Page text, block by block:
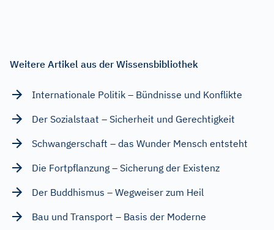
Weitere Artikel aus der Wissensbibliothek
Internationale Politik – Bündnisse und Konflikte
Der Sozialstaat – Sicherheit und Gerechtigkeit
Schwangerschaft – das Wunder Mensch entsteht
Die Fortpflanzung – Sicherung der Existenz
Der Buddhismus – Wegweiser zum Heil
Bau und Transport – Basis der Moderne